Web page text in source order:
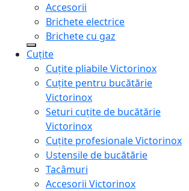
Accesorii
Brichete electrice
Brichete cu gaz
Cuțite
Cuțite pliabile Victorinox
Cuțite pentru bucătărie
Victorinox
Seturi cuțite de bucătărie
Victorinox
Cuțite profesionale Victorinox
Ustensile de bucătărie
Tacâmuri
Accesorii Victorinox